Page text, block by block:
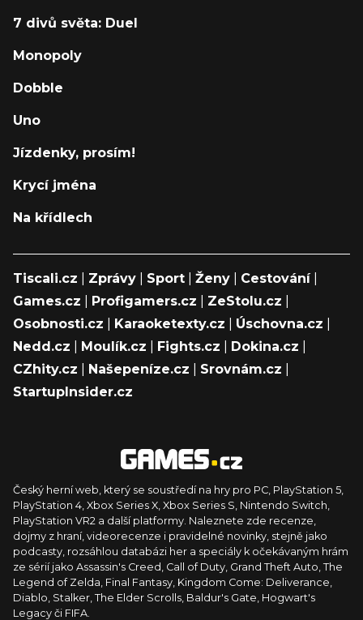
7 divů světa: Duel
Monopoly
Dobble
Uno
Jízdenky, prosím!
Krycí jména
Na křídlech
Tiscali.cz Zprávy Sport Ženy Cestování|
Games.cz
Profigamers.cz ZeStolu.cz
Osobnosti.cz
Karaoketexty.cz Úschovna.cz
Nedd.cz
Moulík.cz Fights.cz Dokina.cz
CZhity.cz
Našepeníze.cz Srovnám.cz
StartupInsider.cz
Český herní web, který se soustředí na hry pro PC, PlayStation 5,
PlayStation 4, Xbox Series X, Xbox Series S, Nintendo Switch,
PlayStation VR2 a další platformy. Naleznete zde recenze,
dojmy z hraní, videorecenze i pravidelné novinky, stejně jako
podcasty, rozsáhlou databázi her a speciály k očekávaným hrám
ze sérií jako Assassin's Creed, Call of Duty, Grand Theft Auto, The
Legend of Zelda, Final Fantasy, Kingdom Come: Deliverance,
Diablo, Stalker, The Elder Scrolls, Baldur's Gate, Hogwart's
Legacy či FIFA.